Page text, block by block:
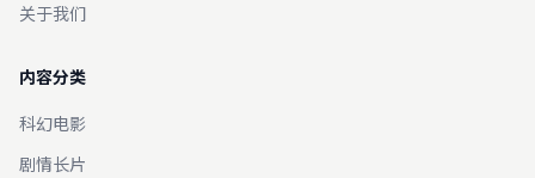
关于我们
内容分类
科幻电影
剧情长片